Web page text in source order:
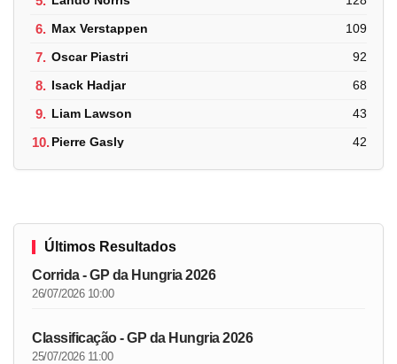
6. Max Verstappen 109
7. Oscar Piastri 92
8. Isack Hadjar 68
9. Liam Lawson 43
10.Pierre Gasly 42
Últimos Resultados
Corrida - GP da Hungria 2026
26/07/2026 10:00
Classificação - GP da Hungria 2026
25/07/2026 11:00